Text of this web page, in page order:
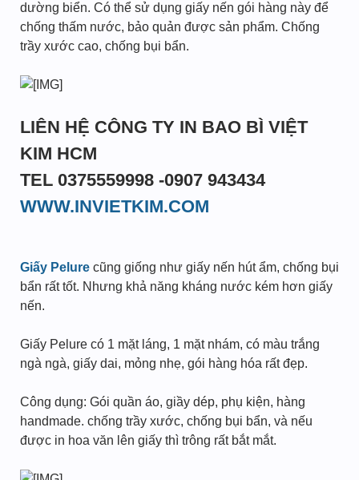
dường biển. Có thể sử dụng giấy nến gói hàng này để
chống thấm nước, bảo quản được sản phẩm. Chống
trầy xước cao, chống bụi bẩn.
LIÊN HỆ CÔNG TY IN BAO BÌ VIỆT
KIM HCM
TEL 0375559998 -0907 943434
WWW.INVIETKIM.COM
Giấy Pelure cũng giống như giấy nến hút ẩm, chống bụi
bẩn rất tốt. Nhưng khả năng kháng nước kém hơn giấy
nến.
Giấy Pelure có 1 mặt láng, 1 mặt nhám, có màu trắng
ngà ngà, giấy dai, mỏng nhẹ, gói hàng hóa rất đẹp.
Công dụng: Gói quần áo, giầy dép, phụ kiện, hàng
handmade. chống trầy xước, chống bụi bẩn, và nếu
được in hoa văn lên giấy thì trông rất bắt mắt.